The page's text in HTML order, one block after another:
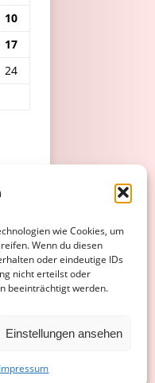
wie Cookies, um
Wenn du diesen
oder eindeutige IDs
nicht erteilst oder
beeinträchtigt werden.
Einstellungen ansehen
Impressum
10
17
24
(EU)